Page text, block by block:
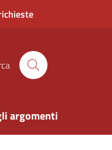
argomenti